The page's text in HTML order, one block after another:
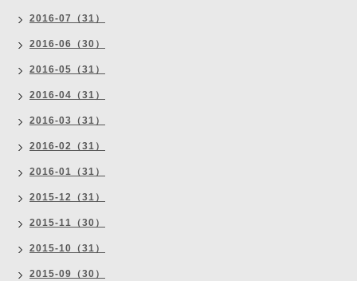
2016-07（31）
2016-06（30）
2016-05（31）
2016-04（31）
2016-03（31）
2016-02（31）
2016-01（31）
2015-12（31）
2015-11（30）
2015-10（31）
2015-09（30）